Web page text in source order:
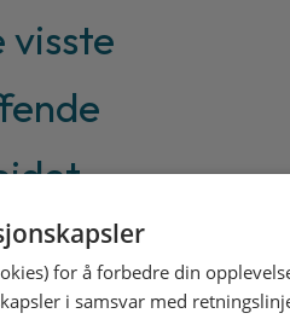
visste
for å forbedre din
i samsvar med